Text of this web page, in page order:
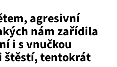
agresivní
nám zařídila
i s vnučkou
štěstí, tentokrát